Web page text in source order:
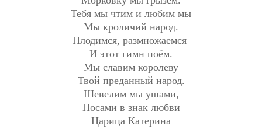
Тебя мы чтим и любим мы
Мы кроличий народ.
Плодимся, размножаемся
И этот гимн поём.
Мы славим королеву
Твой преданный народ.
Шевелим мы ушами,
Носами в знак любви
Царица Катерина